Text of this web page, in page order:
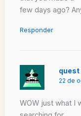
few days ago?
Responder
quest
22 de
WOW just what I